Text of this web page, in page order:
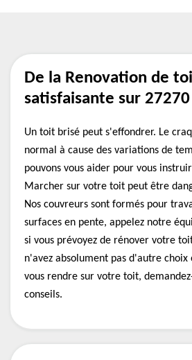
De la Renovation de
satisfaisante sur 27270
Un toit brisé peut s'effondrer. Le
normal à cause des variations de
pouvons vous aider pour vous
Marcher sur votre toit peut être
Nos couvreurs sont formés pour
surfaces en pente, appelez notre
si vous prévoyez de rénover votre
n'avez absolument pas d'autre choix
vous rendre sur votre toit,
conseils.